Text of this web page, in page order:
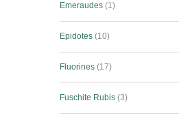
Emeraudes 1
Epidotes 10
Fluorines 17
Fuschite Rubis 3